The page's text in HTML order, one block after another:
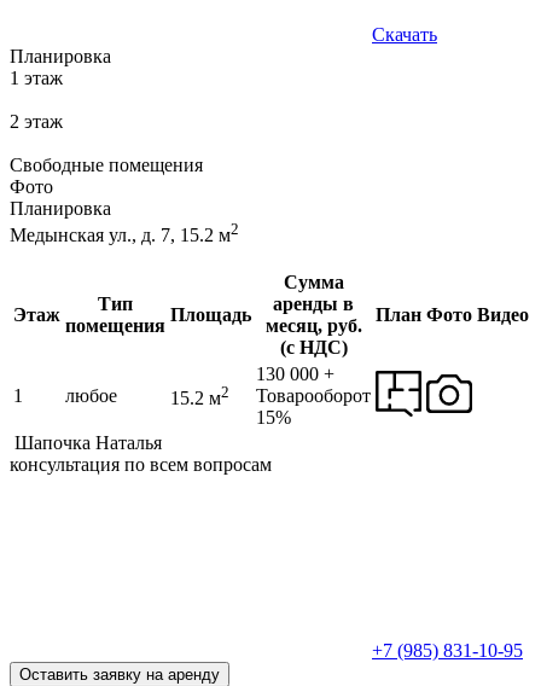
Скачать
Планировка
1 этаж
2 этаж
Свободные помещения
Фото
Планировка
Медынская ул., д. 7, 15.2 м2
Этаж
Тип
помещения
Площадь
Сумма
аренды в
месяц, руб.
(с НДС)
План Фото Видео
1 любое 15.2 м2
130 000 +
Товарооборот
15%
Шапочка Наталья
консультация по всем вопросам
+7 (985) 831-10-95
Оставить заявку на аренду